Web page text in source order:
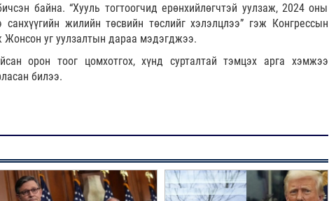
байна. “Хууль тогтоогчид ерөнхийлөгчтэй уулзаж, 2024 оны
жилийн төсвийн төслийг хэлэлцлээ” гэж Конгрессын
уг уулзалтын дараа мэдэгджээ.
орон тоог цомхотгох, хүнд сурталтай тэмцэх арга хэмжээ
билээ.